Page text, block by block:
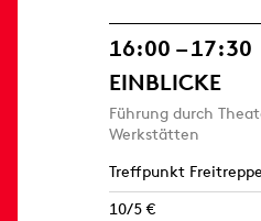
16:00 – 17:30
EINBLICKE
Führung durch
Werkstätten
Treffpunkt
10/5 €